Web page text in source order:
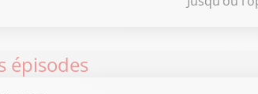
épisodes